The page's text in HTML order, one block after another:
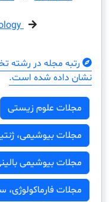
Psychology
مجله در رشته تخصصی در
شده است.
علوم زیستی
بیوشیمی، ژنتیک و
بیوشیمی بالینی
فارماکولوژی، سم شناسی